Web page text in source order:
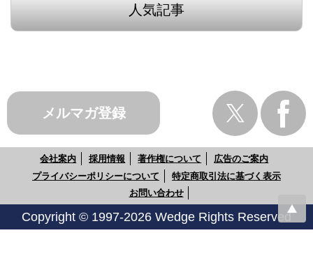
人気記事
メルマガ登録
会社案内 採用情報 著作権について
広告のご案内
プライバシーポリシーについて
特定商取引法に基づく表示
お問い合わせ
Copyright © 1997-2026 Wedge Rights Reserved